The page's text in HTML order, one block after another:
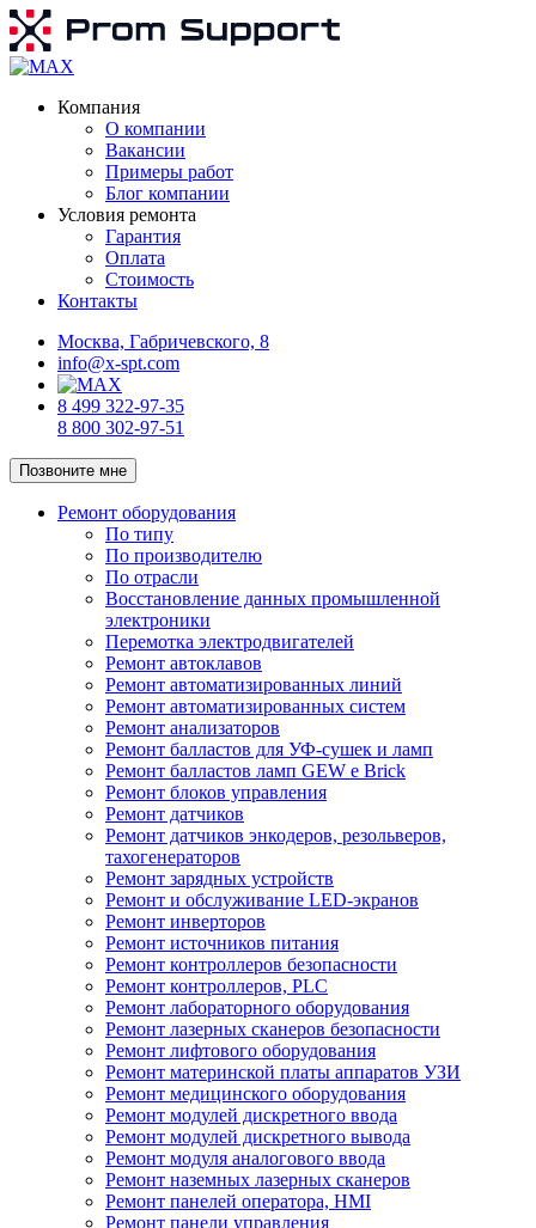
Компания
О компании
Вакансии
Примеры работ
Блог компании
Условия ремонта
Гарантия
Оплата
Стоимость
Контакты
Москва, Габричевского, 8
info@x-spt.com
8 499 322-97-35
8 800 302-97-51
Позвоните мне
Ремонт оборудования
По типу
По производителю
По отрасли
Восстановление данных промышленной
электроники
Перемотка электродвигателей
Ремонт автоклавов
Ремонт автоматизированных линий
Ремонт автоматизированных систем
Ремонт анализаторов
Ремонт балластов для УФ-сушек и ламп
Ремонт балластов ламп GEW e Brick
Ремонт блоков управления
Ремонт датчиков
Ремонт датчиков энкодеров, резольверов,
тахогенераторов
Ремонт зарядных устройств
Ремонт и обслуживание LED-экранов
Ремонт инверторов
Ремонт источников питания
Ремонт контроллеров безопасности
Ремонт контроллеров, PLC
Ремонт лабораторного оборудования
Ремонт лазерных сканеров безопасности
Ремонт лифтового оборудования
Ремонт материнской платы аппаратов УЗИ
Ремонт медицинского оборудования
Ремонт модулей дискретного ввода
Ремонт модулей дискретного вывода
Ремонт модуля аналогового ввода
Ремонт наземных лазерных сканеров
Ремонт панелей оператора, HMI
Ремонт панели управления